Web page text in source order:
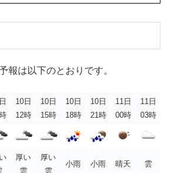
報は以下のとおりです。
10日
12時
10日
15時
10日
18時
10日
21時
11日
00時
11日
03時
厚い
雲
厚い
雲
小雨 小雨 晴天 雲